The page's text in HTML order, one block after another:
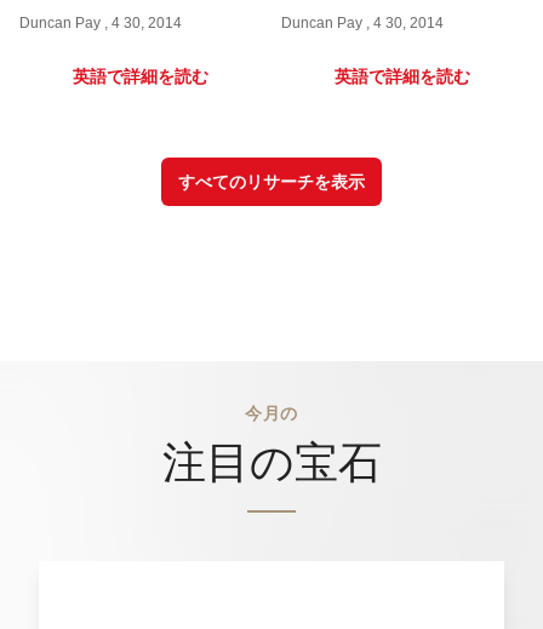
Duncan Pay , 4 30, 2014
英語で詳細を読む
Duncan Pay , 4 30, 2014
英語で詳細を読む
すべてのリサーチを表示
今月の
注目の宝石